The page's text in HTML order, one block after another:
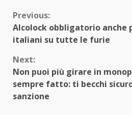
Continue
Reading
Previous:
Alcolock obbligatorio anche
italiani su tutte le furie
Next:
Non puoi più girare in
sempre fatto: ti becchi
sanzione